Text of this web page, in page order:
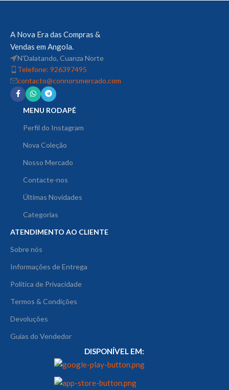
A Nova Era das Compras &
Vendas em Angola.
N'Dalatando, Cuanza Norte
Telefone: 926397495
contacto@connorsmercado.com
MENU RODAPÉ
Perfil do Instagram
Nova Coleção
Nosso Mercado
Contacte-nos
Últimas Novidades
Categorias
ATENDIMENTO AO CLIENTE
Sobre nós
Informações de Entrega
Política de Privacidade
Termos & Condições
Devoluções
Guias do Vendedor
DISPONÍVEL EM: